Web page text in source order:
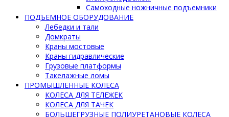
Самоходные ножничные подъемники
ПОДЪЕМНОЕ ОБОРУДОВАНИЕ
Лебедки и тали
Домкраты
Краны мостовые
Краны гидравлические
Грузовые платформы
Такелажные ломы
ПРОМЫШЛЕННЫЕ КОЛЕСА
КОЛЕСА ДЛЯ ТЕЛЕЖЕК
КОЛЕСА ДЛЯ ТАЧЕК
БОЛЬШЕГРУЗНЫЕ ПОЛИУРЕТАНОВЫЕ КОЛЕСА